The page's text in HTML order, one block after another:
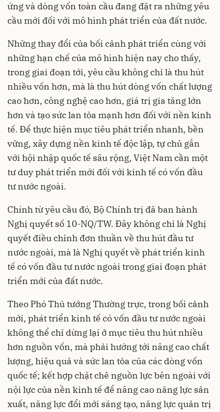
ứng và dòng vốn toàn cầu đang đặt ra những yêu
cầu mới đối với mô hình phát triển của đất nước.
Những thay đổi của bối cảnh phát triển cùng với
những hạn chế của mô hình hiện nay cho thấy,
trong giai đoạn tới, yêu cầu không chỉ là thu hút
nhiều vốn hơn, mà là thu hút dòng vốn chất lượng
cao hơn, công nghệ cao hơn, giá trị gia tăng lớn
hơn và tạo sức lan tỏa mạnh hơn đối với nền kinh
tế. Để thực hiện mục tiêu phát triển nhanh, bền
vững, xây dựng nền kinh tế độc lập, tự chủ gắn
với hội nhập quốc tế sâu rộng, Việt Nam cần một
tư duy phát triển mới đối với kinh tế có vốn đầu
tư nước ngoài.
Chính từ yêu cầu đó, Bộ Chính trị đã ban hành
Nghị quyết số 10-NQ/TW. Đây không chỉ là Nghị
quyết điều chỉnh đơn thuần về thu hút đầu tư
nước ngoài, mà là Nghị quyết về phát triển kinh
tế có vốn đầu tư nước ngoài trong giai đoạn phát
triển mới của đất nước.
Theo Phó Thủ tướng Thường trực, trong bối cảnh
mới, phát triển kinh tế có vốn đầu tư nước ngoài
không thể chỉ dừng lại ở mục tiêu thu hút nhiều
hơn nguồn vốn, mà phải hướng tới nâng cao chất
lượng, hiệu quả và sức lan tỏa của các dòng vốn
quốc tế; kết hợp chặt chẽ nguồn lực bên ngoài với
nội lực của nền kinh tế để nâng cao năng lực sản
xuất, năng lực đổi mới sáng tạo, năng lực quản trị